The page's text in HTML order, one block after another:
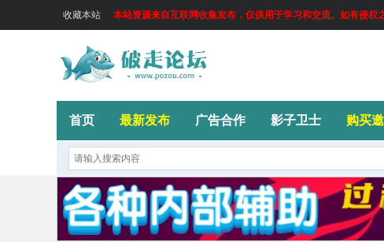
收藏本站 本站资源来自互联网收集发布，仅供用于学习和交流。如有侵
首页 最新发布 广告合作 影子卫士 购买